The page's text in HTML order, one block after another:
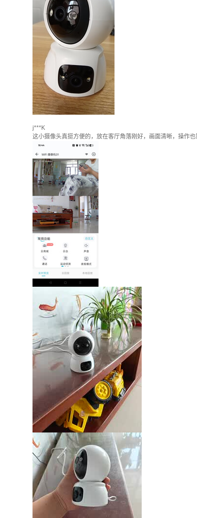
j***K
这小摄像头真挺方便的，放在客厅角落刚好，画面清晰，操作